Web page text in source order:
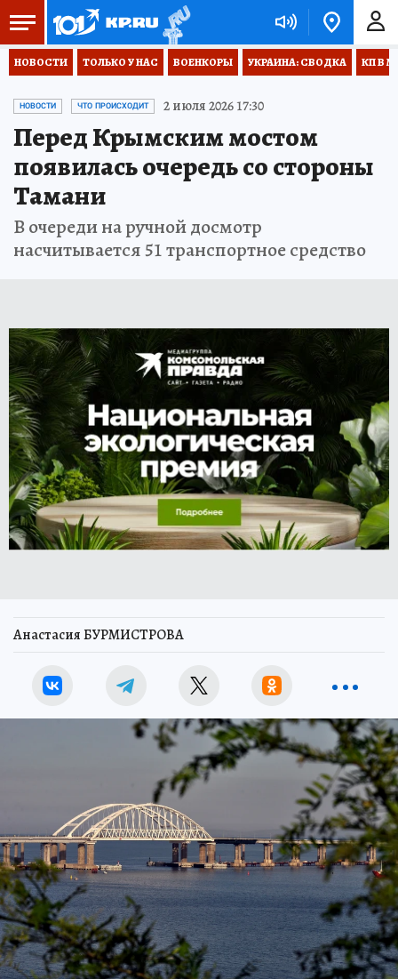
НОВОСТИ ТОЛЬКО У НАС ВОЕНКОРЫ УКРАИНА: СВОДКА КП В
НОВОСТИ ЧТО ПРОИСХОДИТ 2 июля 2026 17:30
Перед Крымским мостом
появилась очередь со стороны
Тамани
В очереди на ручной досмотр
насчитывается 51 транспортное средство
Анастасия БУРМИСТРОВА